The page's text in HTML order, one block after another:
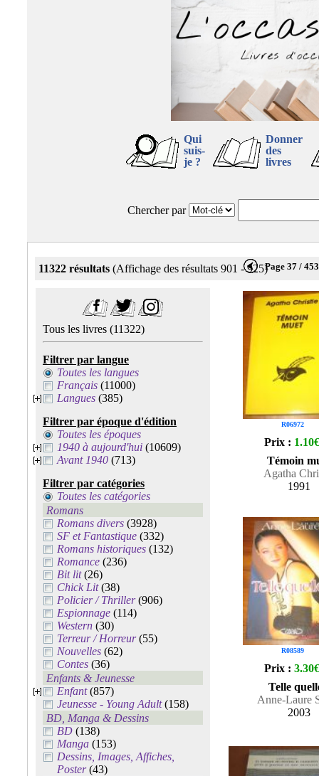
Qui
suis-
je ?
Donner
des
livres
Chercher par
11322 résultats (Affichage des résultats 901 - 925)Page 37 / 453
Tous les livres (11322)
Filtrer par langue
Toutes les langues
Français (11000)
Langues (385)
Filtrer par époque d'édition
Toutes les époques
1940 à aujourd'hui (10609)
Avant 1940 (713)
Filtrer par catégories
Toutes les catégories
Romans
Romans divers (3928)
SF et Fantastique (332)
Romans historiques (132)
Romance (236)
Bit lit(26)
Chick Lit(38)
Policier / Thriller(906)
Espionnage (114)
Western (30)
Terreur / Horreur(55)
Nouvelles (62)
Contes (36)
Enfants & Jeunesse
Enfant(857)
Jeunesse - Young Adult(158)
BD, Manga & Dessins
BD (138)
Manga (153)
Dessins, Images, Affiches,
Poster(43)
R06972
Prix : 1.10€
Témoin
Agatha
1991
R08589
Prix : 3.30€
Telle
Anne-Laure
2003